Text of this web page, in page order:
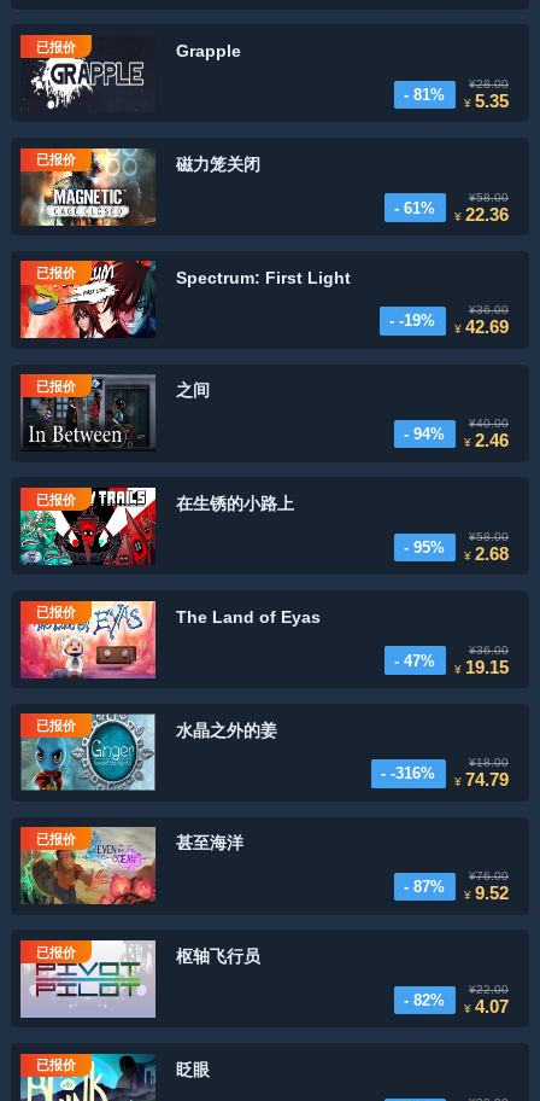
已报价 Grapple
- 81%
¥28.00
¥5.35
已报价 磁力笼关闭
- 61%
¥58.00
¥22.36
已报价 Spectrum: First Light
- -19%
¥36.00
¥42.69
已报价 之间
- 94%
¥40.00
¥2.46
已报价 在生锈的小路上
- 95%
¥58.00
¥2.68
已报价 The Land of Eyas
- 47%
¥36.00
¥ 19.15
已报价 水晶之外的姜
- -316%
¥18.00
¥ 74.79
已报价 甚至海洋
- 87%
¥76.00
¥9.52
已报价 枢轴飞行员
- 82%
¥22.00
¥4.07
已报价 眨眼